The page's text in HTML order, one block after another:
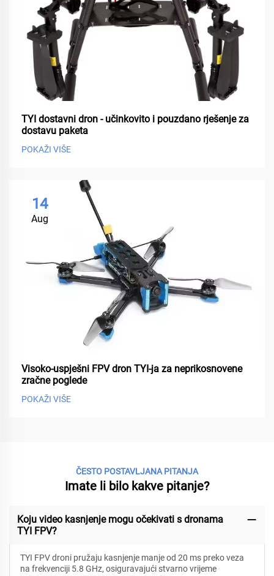
TYI dostavni dron - učinkovito i pouzdano rješenje za
dostavu paketa
POKAŽI VIŠE
14
Aug
Visoko-uspješni FPV dron TYI-ja za neprikosnovene
zračne poglede
POKAŽI VIŠE
ČESTO POSTAVLJANA PITANJA
Imate li bilo kakve pitanje?
Koju video kasnjenje mogu očekivati s dronama
TYI FPV?
TYI FPV droni pružaju kasnjenje manje od 20 ms preko veza
na frekvenciji 5.8 GHz, osiguravajući stvarno vrijeme